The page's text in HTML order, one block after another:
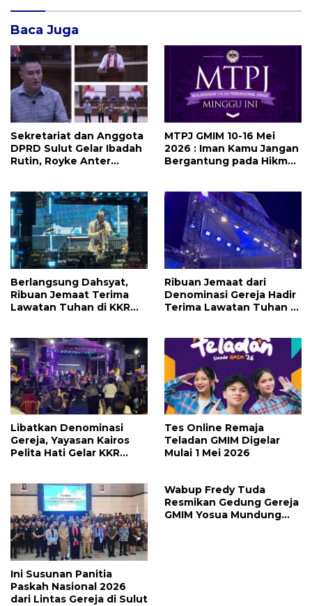
Baca Juga
Sekretariat dan Anggota
DPRD Sulut Gelar Ibadah
Rutin, Royke Anter
Pengingat
MTPJ GMIM 10-16 Mei
2026 : Iman Kamu Jangan
Bergantung pada Hikmat
Berlangsung Dahsyat,
Ribuan Jemaat Terima
Lawatan Tuhan di KKR
Ribuan Jemaat dari
Denominasi Gereja Hadir
Terima Lawatan Tuhan di
Libatkan Denominasi
Gereja, Yayasan Kairos
Pelita Hati Gelar KKR
Tes Online Remaja
Teladan GMIM Digelar
Mulai 1 Mei 2026
Ini Susunan Panitia
Paskah Nasional 2026
dari Lintas Gereja di Sulut
Wabup Fredy Tuda
Resmikan Gedung Gereja
GMIM Yosua Mundung